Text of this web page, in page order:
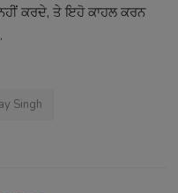
ਕਰਦੇ, ਤੇ ਇਹੋ ਕਾਹਲ ਕਰਨ
Singh